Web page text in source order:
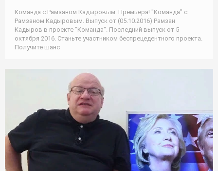
Команда с Рамзаном Кадыровым. Премьера! "Команда" с
Рамзаном Кадыровым. Выпуск от (05.10.2016) Рамзан
Кадыров в проекте "Команда". Последний выпуск от 5
октября 2016. Станьте участником беспрецедентного проекта.
Получите шанс